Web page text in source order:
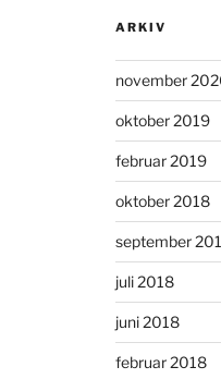
ARKIV
november
oktober 2019
februar 2019
oktober 2018
september
juli 2018
juni 2018
februar 2018